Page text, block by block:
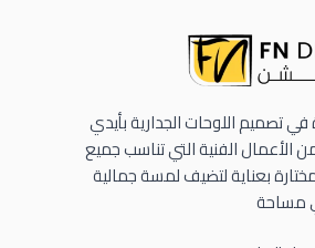
في تصميم اللوحات الجدارية بأيدي
الفنية التي تناسب جميع
بعناية لتضيف لمسة جمالية
مساحة